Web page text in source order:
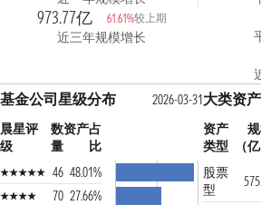
973.77亿 61.61%较上期
近三年规模增长
基金公司星级分布
2026-03-31
晨星评
级
数
量
资产占
比
46 48.01%
70 27.66%
大类资
资产
类型
（亿
股票
型